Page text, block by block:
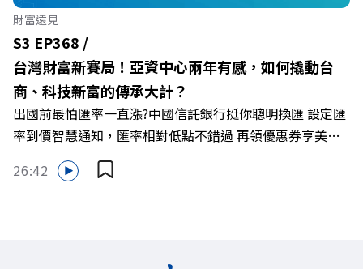
🔺最有人情味的文化橋梁！從社會創新到經典「日本展」的
共好實踐 主持人／遠見雜誌副社長兼遠見智庫總編輯 李建
興 與談人／遠東SOGO百貨董事長 黃晴雯 +++++ 🫧清除腦
袋的盲點，也順手理清生活的雜亂。 點開看質感養成術>>
https://gvmkt.pse.is/9al3px ✨關注《遠見》更多的社群：
LINE：https://reurl.cc/A4ELQp IG：
https://bit.ly/3AjBWNV YT：https://bit.ly/38jNi9k
Powered by Firstory Hosting
財富遠見
S3 EP368 /
台灣財富新賽局！亞資中心兩年有感，如何撬動台
商、科技新富的傳承大計？
出國前最怕匯率一直漲?中國信託銀行挺你聰明換匯 設定匯
率到價智慧通知，匯率相對低點不錯過 再領優惠券享美金
最高減3分等優惠 立即設定： https://fstry.pse.is/9d7lr7
投資外幣如幣別轉換可能產生匯兌損失，應評估涉及自身情
況審慎投資。 完整注意事項詳見網站資訊。 —— 以上為
26:42